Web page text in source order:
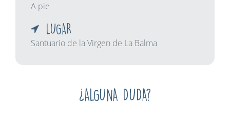
A pie
LUGAR
Santuario de la Virgen de La Balma
¿ALGUNA DUDA?